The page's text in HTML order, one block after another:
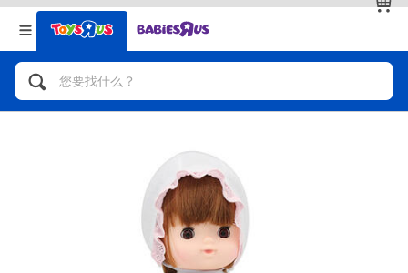
返回
分类目录
人气英雄，角色扮演，射击玩具
自行车，滑板车，骑乘车
拼砌组合及乐高LEGO
玩具车，货车，火车及遥控系列
返回
品牌
查看全部